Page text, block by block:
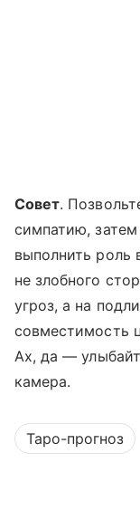
Совет.
симпатию,
выполнить роль
не злобного
угроз, а на
совместимость
Ах, да —
камера.
Таро-прогноз